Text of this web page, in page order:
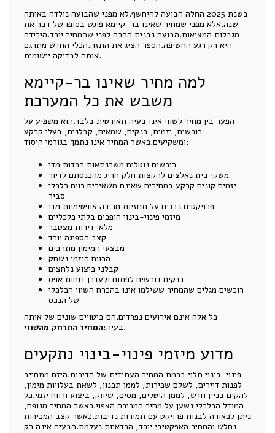
בשנת 2025 החלה הבועה להיחשף.לא מפני שהבועה נולדה באותה
שנה.אלא מפני שמחיר שאינו בר-קיימא פוגש בסופו של דבר את
מגבלות המציאות.הבועה נבנית הרבה לפני שהמחיר יורד.הירידה
היא רק רגע החשיפה.הספר הציג את התזה.הכלי החדש מתרגם
אותה לבדיקה יישומית.
למה מחיר שאינו בר-קיימא
משבש את כל המערכת
הפער בין מחיר לשווי אינו בעיה תאורטית בלבד.הוא משפיע על
רוכשים, יזמים, בנקים, שמאים, קבלנים, בעלי קרקע
ומשקיעים.כאשר המחיר אינו נתמך בגורמי היסוד:
רוכשים נוטלים משכנתאות כבדות מדי
משקי בית נאלצים להקצות חלק חריג מהכנסתם לדיור
יזמים קונים קרקע במחירים שאינם משאירים רווח כלכלי
סביר
פרויקטים נבנים על תחזיות מכירה אופטימיות מדי
מיזמי פינוי-בינוי הופכים בלתי כלכליים
מלאי דירות מצטבר
קצב הספיגה יורד
מבצעי המימון מתרבים
הרווח היזמי נשחק
קבלני ביצוע נלחצים
בנקים דורשים לפתוח ולעדכן דוחות אפס
רוכשים מגלים שהמחיר ששילמו אינו בהכרח השווי הכלכלי
של הנכס
כל אלה אינם אירועים נפרדים.הם ביטויים שונים של אותה
בעיה:המחיר התרחק מהשווי.
מדוע מיזמי פינוי-בינוי נתקעים
פינוי-בינוי תלוי ברמת המחיר העתידית של הדירות.היזם מתחייב
לפנות דיירים, לשלם שכירות, לממן תכנון, לשאת בעלויות מימון,
להקים בניין חדש, לממן היטלים, מסים, שיווק, ביצוע ורווח יזמי.כל
המודל הכלכלי נשען על מחיר המכירה הצפוי.כאשר המחיר מנופח,
ניתן לכאורה לבנות פרויקט עם תמורות נדיבות.כאשר קצב המכירות
נחלש והמחיר האפקטיבי יורד, הכדאיות נעלמת.הבעיה אינה רק